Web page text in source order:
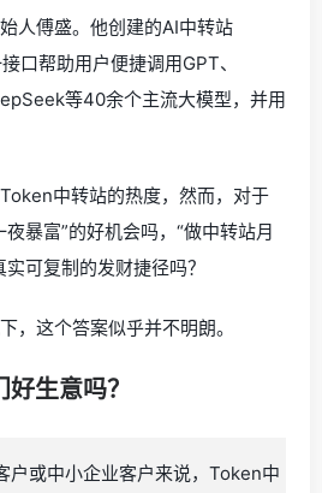
人傅盛。他创建的AI中转站
口帮助用户便捷调用GPT、
等40余个主流大模型，并用
中转站的热度，然而，对于
暴富”的好机会吗，“做中转站月
可复制的发财捷径吗？
，这个答案似乎并不明朗。
生意吗？
户或中小企业客户来说，Token中